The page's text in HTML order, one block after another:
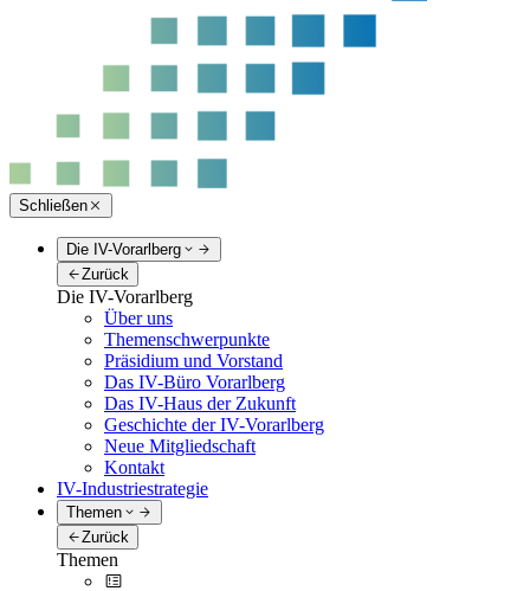
Schließen
Die IV-Vorarlberg
Zurück
Die IV-Vorarlberg
Über uns
Themenschwerpunkte
Präsidium und Vorstand
Das IV-Büro Vorarlberg
Das IV-Haus der Zukunft
Geschichte der IV-Vorarlberg
Neue Mitgliedschaft
Kontakt
IV-Industriestrategie
Themen
Zurück
Themen